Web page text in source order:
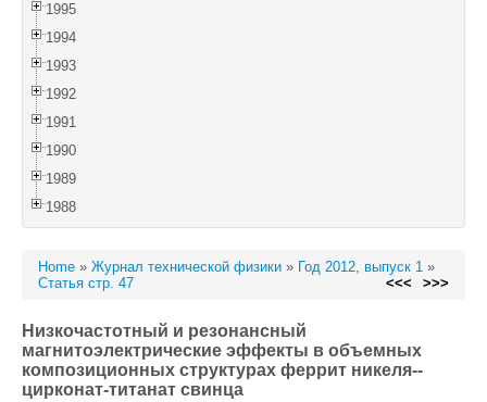
1995
1994
1993
1992
1991
1990
1989
1988
Home » Журнал технической физики » Год 2012, выпуск 1 »
Статья стр. 47
<<< >>>
Низкочастотный и резонансный
магнитоэлектрические эффекты в объемных
композиционных структурах феррит никеля--
цирконат-титанат свинца